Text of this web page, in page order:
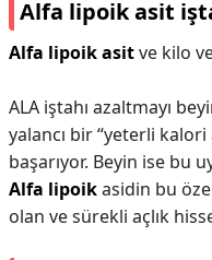
Alfa lipoik asit
Alfa lipoik asitve kilo
ALA iştahı azaltmayı
yalancı bir “yeterli
başarıyor. Beyin ise bu
Alfa lipoikasidin bu
olan ve sürekli açlık